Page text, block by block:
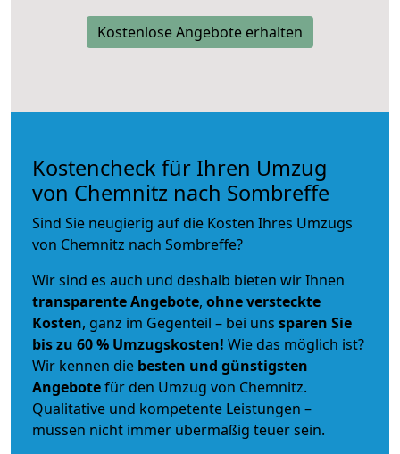
Kostenlose Angebote erhalten
Kostencheck für Ihren Umzug
von Chemnitz nach Sombreffe
Sind Sie neugierig auf die Kosten Ihres Umzugs
von Chemnitz nach Sombreffe?
Wir sind es auch und deshalb bieten wir Ihnen
transparente Angebote, ohne versteckte
Kosten, ganz im Gegenteil – bei uns sparen Sie
bis zu 60 % Umzugskosten! Wie das möglich ist?
Wir kennen die besten und günstigsten
Angebotefür den Umzug von Chemnitz.
Qualitative und kompetente Leistungen –
müssen nicht immer übermäßig teuer sein.